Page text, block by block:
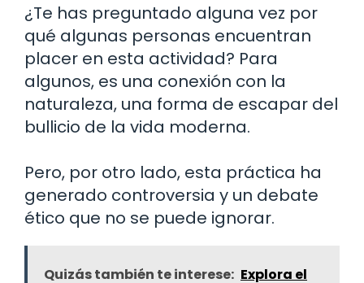
¿Te has preguntado alguna vez por
qué algunas personas encuentran
placer en esta actividad? Para
algunos, es una conexión con la
naturaleza, una forma de escapar del
bullicio de la vida moderna.
Pero, por otro lado, esta práctica ha
generado controversia y un debate
ético que no se puede ignorar.
Quizás también te interese: Explora el